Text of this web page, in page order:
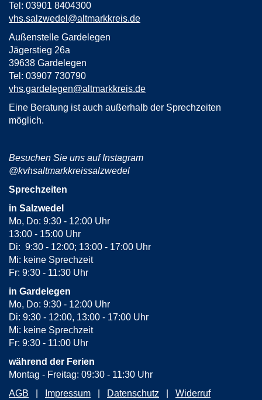
Tel: 03901 8404300
vhs.salzwedel@altmarkkreis.de
Außenstelle Gardelegen
Jägerstieg 26a
39638 Gardelegen
Tel: 03907 730790
vhs.gardelegen@altmarkkreis.de
Eine Beratung ist auch außerhalb der Sprechzeiten
möglich.
Besuchen Sie uns auf Instagram
@kvhsaltmarkkreissalzwedel
Sprechzeiten
in Salzwedel
Mo, Do: 9:30 - 12:00 Uhr
13:00 - 15:00 Uhr
Di: 9:30 - 12:00; 13:00 - 17:00 Uhr
Mi: keine Sprechzeit
Fr: 9:30 - 11:30 Uhr
in Gardelegen
Mo, Do: 9:30 - 12:00 Uhr
Di: 9:30 - 12:00, 13:00 - 17:00 Uhr
Mi: keine Sprechzeit
Fr: 9:30 - 11:00 Uhr
während der Ferien
Montag - Freitag: 09:30 - 11:30 Uhr
AGB
Impressum Datenschutz Widerruf